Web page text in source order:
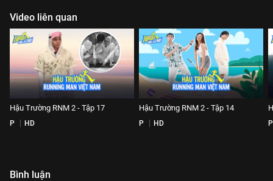
Video liên quan
Hậu Trường RNM 2 - Tập 17
P HD
Hậu Trường RNM 2 - Tập 14
P HD P
Bình luận